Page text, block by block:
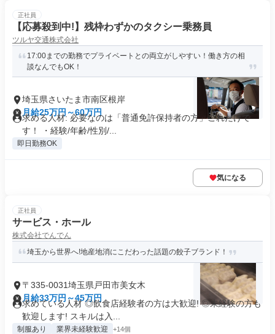
正社員
【応募殺到中!】残枠わずかのタクシー乗務員
ツルヤ交通株式会社
17:00までの勤務でプライベートとの両立がしやすい！働き方の相
談なんでもOK！
埼玉県さいたま市南区根岸
月給25万円～60万円
求める人材: 必要なのは「普通免許保持者の方」これだけで
す！ ・経験/年齢/性別/...
即日勤務OK
気になる
正社員
サービス・ホール
株式会社でんでん
埼玉から世界へ!地産地消にこだわった話題の餃子ブランド！
〒335-0031埼玉県戸田市美女木
月給33万円～45万円
求めている人材 ◎飲食店経験者の方は大歓迎! ◎未経験の方も
歓迎します! スキルは入...
制服あり 業界未経験歓迎 +14個